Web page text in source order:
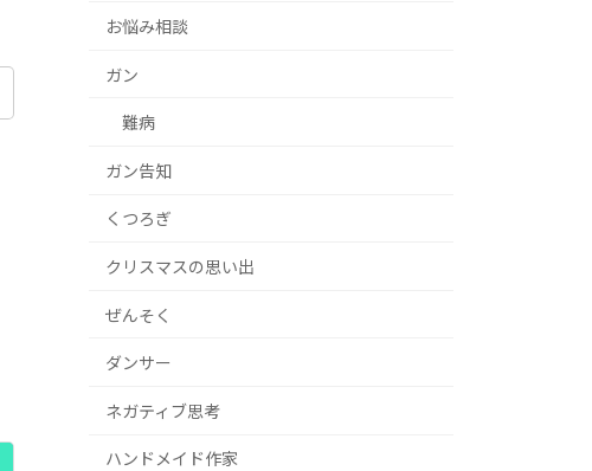
お悩み相談
ガン
難病
ガン告知
くつろぎ
クリスマスの思い出
ぜんそく
ダンサー
ネガティブ思考
ハンドメイド作家